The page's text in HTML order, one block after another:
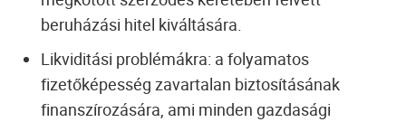
beruházási hitel kiváltására.
Likviditási problémákra: a folyamatos
fizetőképesség zavartalan biztosításának
finanszírozására, ami minden gazdasági